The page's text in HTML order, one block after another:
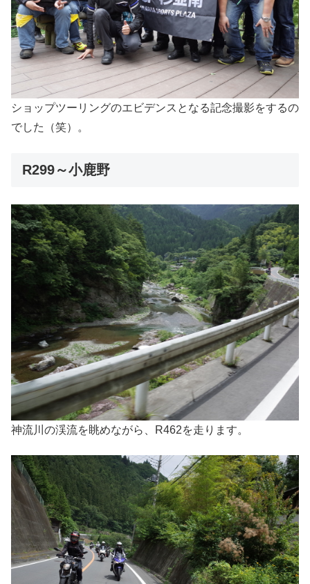
ショップツーリングのエビデンスとなる記念撮影をするの
でした（笑）。
R299～小鹿野
神流川の渓流を眺めながら、R462を走ります。